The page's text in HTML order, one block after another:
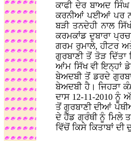
ਕਾਫੀ ਦੇਰ ਬਾਅਦ
ਕਰਨੀਆਂ ਪਈਆਂ ਪਰ
ਬੜੀ ਤਨਦੇਹੀ ਨਾਲ
ਕਰਮਕਾਂਡ ਦੁਬਾਰਾ
ਗਰਮ ਰੁਮਾਲੇ, ਹੀਟਰ
ਗੁਰਬਾਣੀ ਤੋਂ ਤੋੜ
ਆਂਮ ਸਿੱਖ ਵੀ ਇਨ੍ਹਾਂ
ਬੇਅਦਬੀ ਤੋਂ ਡਰਦੇ
ਬੇਅਦਬੀ ਹੈ। ਜਿਹੜਾ
ਦਾਸ 12-11-2010 ਨੂੰ
ਤੋਂ ਗੁਰਬਾਣੀ ਦੀਆਂ
ਦੇ ਹੈੱਡ ਗ੍ਰੰਥੀ ਨੂੰ ਮਿਲੇ
ਵਿੱਚੋਂ ਕਿਸੇ ਕਿਤਾਬਾਂ